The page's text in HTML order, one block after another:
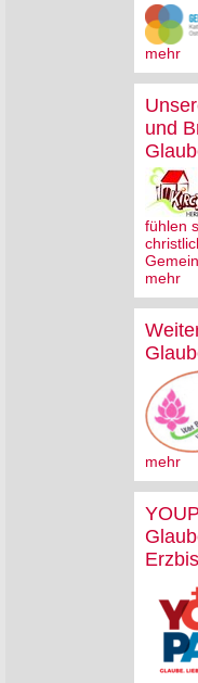
mehr
und
fühlen
mehr
mehr